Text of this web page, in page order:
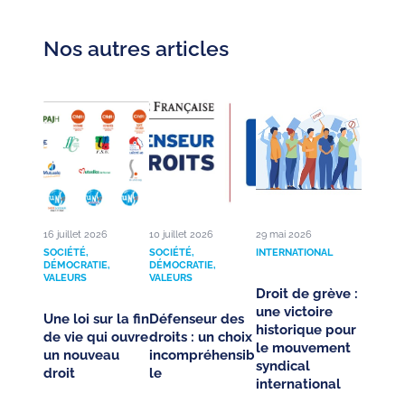
Nos autres articles
16 juillet 2026
SOCIÉTÉ,
DÉMOCRATIE,
VALEURS
Une loi sur la fin
de vie qui ouvre
un nouveau
droit
10 juillet 2026
SOCIÉTÉ,
DÉMOCRATIE,
VALEURS
Défenseur des
droits : un choix
incompréhensib
le
29 mai 2026
INTERNATIONAL
Droit de grève :
une victoire
historique pour
le mouvement
syndical
international